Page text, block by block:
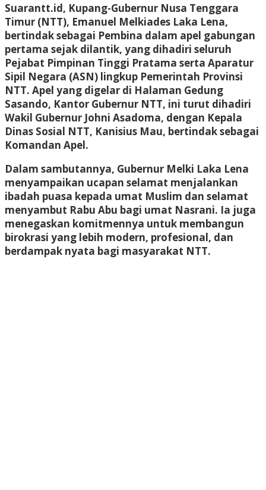
Suarantt.id, Kupang-Gubernur Nusa Tenggara
Timur (NTT), Emanuel Melkiades Laka Lena,
bertindak sebagai Pembina dalam apel gabungan
pertama sejak dilantik, yang dihadiri seluruh
Pejabat Pimpinan Tinggi Pratama serta Aparatur
Sipil Negara (ASN) lingkup Pemerintah Provinsi
NTT. Apel yang digelar di Halaman Gedung
Sasando, Kantor Gubernur NTT, ini turut dihadiri
Wakil Gubernur Johni Asadoma, dengan Kepala
Dinas Sosial NTT, Kanisius Mau, bertindak sebagai
Komandan Apel.
Dalam sambutannya, Gubernur Melki Laka Lena
menyampaikan ucapan selamat menjalankan
ibadah puasa kepada umat Muslim dan selamat
menyambut Rabu Abu bagi umat Nasrani. Ia juga
menegaskan komitmennya untuk membangun
birokrasi yang lebih modern, profesional, dan
berdampak nyata bagi masyarakat NTT.